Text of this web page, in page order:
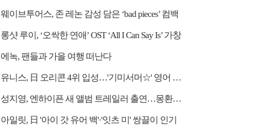
웨이브투어스, 존 레논 감성 담은 ‘bad pieces’ 컴백
롱샷 루이, ‘오싹한 연애’ OST ‘All I Can Say Is’ 가창
에녹, 팬들과 가을 여행 떠난다
유니스, 日 오리콘 4위 입성…'기미서머☆' 영어 버전 발표
성지영, 엔하이픈 새 앨범 트레일러 출연…몽환적 서사 완성
아일릿, 日 '아이 갓 유어 백'·'잇츠 미' 쌍끌이 인기